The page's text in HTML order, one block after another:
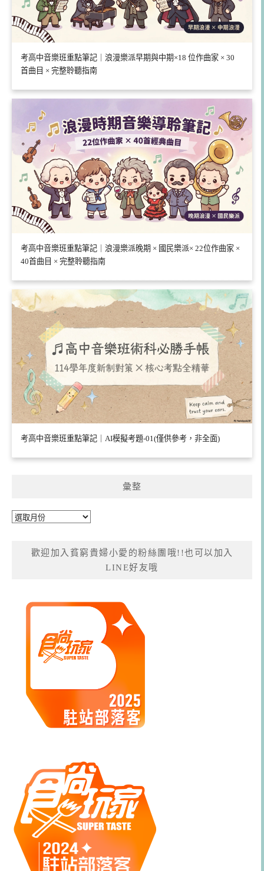
考高中音樂班重點筆記｜浪漫樂派早期與中期×18 位作曲家 × 30
首曲目 × 完整聆聽指南
考高中音樂班重點筆記｜浪漫樂派晚期 × 國民樂派× 22位作曲家 ×
40首曲目 × 完整聆聽指南
考高中音樂班重點筆記｜AI模擬考題-01(僅供參考，非全面)
彙整
彙
歡迎加入貧窮貴婦小愛的粉絲團哦!!也可以加入
LINE好友哦